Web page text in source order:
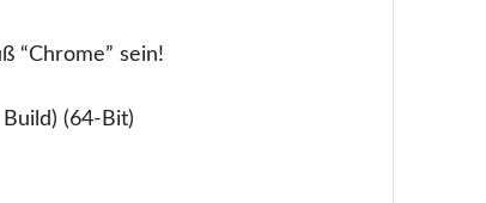
“Chrome” sein!
(64-Bit)